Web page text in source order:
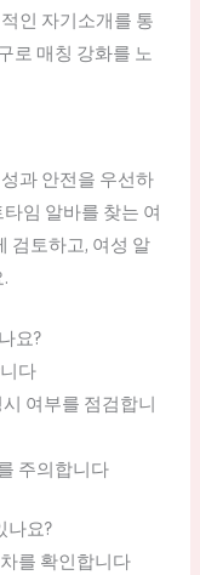
인 자기소개를 통
로 매칭 강화를 노
과 안전을 우선하
임 알바를 찾는 여
검토하고, 여성 알
요?
다
여부를 점검합니
주의합니다
나요?
를 확인합니다